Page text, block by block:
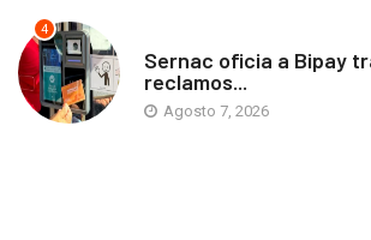
4
Sernac oficia a Bipay
reclamos...
Agosto 7, 2026